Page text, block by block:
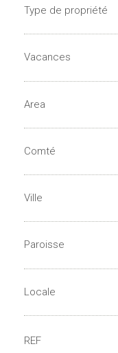
Type de propriété
Vacances
Area
Comté
Ville
Paroisse
Locale
REF